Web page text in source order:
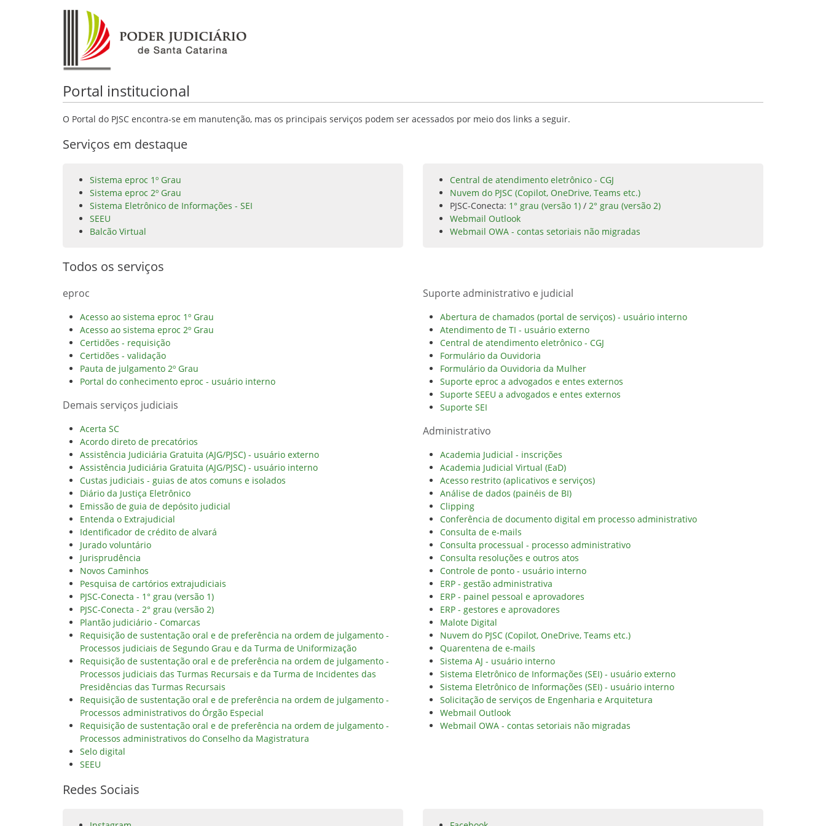
Portal institucional
O Portal do PJSC encontra-se em manutenção, mas os principais serviços podem ser acessados por meio dos links a seguir.
Serviços em destaque
Sistema eproc 1º Grau
Sistema eproc 2º Grau
Sistema Eletrônico de Informações - SEI
SEEU
Balcão Virtual
Central de atendimento eletrônico - CGJ
Nuvem do PJSC (Copilot, OneDrive, Teams etc.)
PJSC-Conecta: 1° grau (versão 1) / 2° grau (versão 2)
Webmail Outlook
Webmail OWA - contas setoriais não migradas
Todos os serviços
eproc
Acesso ao sistema eproc 1º Grau
Acesso ao sistema eproc 2º Grau
Certidões - requisição
Certidões - validação
Pauta de julgamento 2º Grau
Portal do conhecimento eproc - usuário interno
Demais serviços judiciais
Acerta SC
Acordo direto de precatórios
Assistência Judiciária Gratuita (AJG/PJSC) - usuário externo
Assistência Judiciária Gratuita (AJG/PJSC) - usuário interno
Custas judiciais - guias de atos comuns e isolados
Diário da Justiça Eletrônico
Emissão de guia de depósito judicial
Entenda o Extrajudicial
Identificador de crédito de alvará
Jurado voluntário
Jurisprudência
Novos Caminhos
Pesquisa de cartórios extrajudiciais
PJSC-Conecta - 1° grau (versão 1)
PJSC-Conecta - 2° grau (versão 2)
Plantão judiciário - Comarcas
Requisição de sustentação oral e de preferência na ordem de julgamento -
Processos judiciais de Segundo Grau e da Turma de Uniformização
Requisição de sustentação oral e de preferência na ordem de julgamento -
Processos judiciais das Turmas Recursais e da Turma de Incidentes das
Presidências das Turmas Recursais
Requisição de sustentação oral e de preferência na ordem de julgamento -
Processos administrativos do Órgão Especial
Requisição de sustentação oral e de preferência na ordem de julgamento -
Processos administrativos do Conselho da Magistratura
Selo digital
SEEU
Suporte administrativo e judicial
Abertura de chamados (portal de serviços) - usuário interno
Atendimento de TI - usuário externo
Central de atendimento eletrônico - CGJ
Formulário da Ouvidoria
Formulário da Ouvidoria da Mulher
Suporte eproc a advogados e entes externos
Suporte SEEU a advogados e entes externos
Suporte SEI
Administrativo
Academia Judicial - inscrições
Academia Judicial Virtual (EaD)
Acesso restrito (aplicativos e serviços)
Análise de dados (painéis de BI)
Clipping
Conferência de documento digital em processo administrativo
Consulta de e-mails
Consulta processual - processo administrativo
Consulta resoluções e outros atos
Controle de ponto - usuário interno
ERP - gestão administrativa
ERP - painel pessoal e aprovadores
ERP - gestores e aprovadores
Malote Digital
Nuvem do PJSC (Copilot, OneDrive, Teams etc.)
Quarentena de e-mails
Sistema AJ - usuário interno
Sistema Eletrônico de Informações (SEI) - usuário externo
Sistema Eletrônico de Informações (SEI) - usuário interno
Solicitação de serviços de Engenharia e Arquitetura
Webmail Outlook
Webmail OWA - contas setoriais não migradas
Redes Sociais